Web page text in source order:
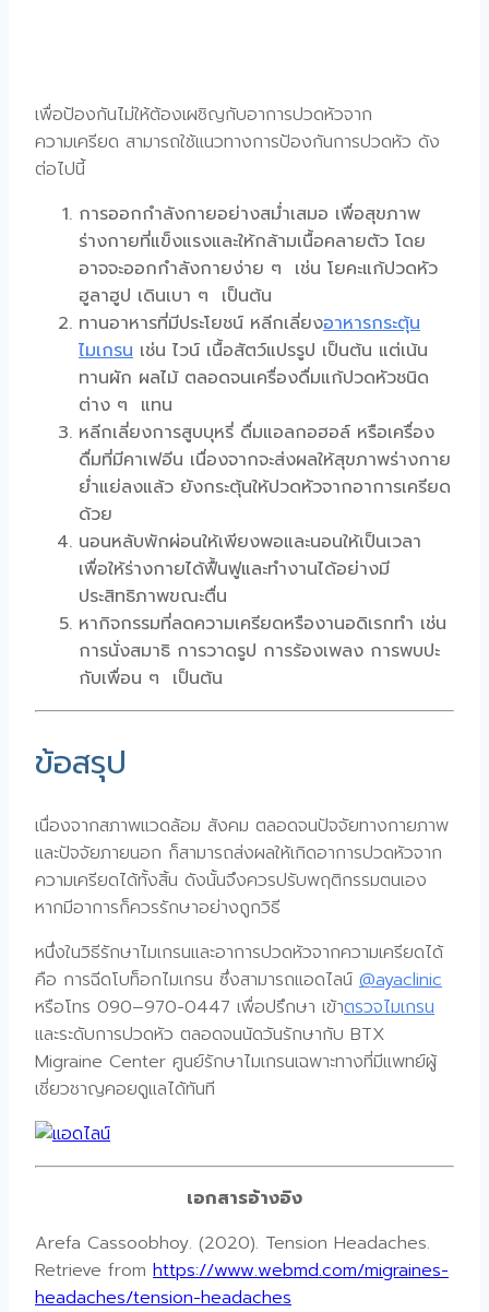
เพื่อป้องกันไม่ให้ต้องเผชิญกับอาการปวดหัวจาก
ความเครียด สามารถใช้แนวทางการป้องกันการปวดหัว ดัง
ต่อไปนี้
การออกกำลังกายอย่างสม่ำเสมอ เพื่อสุขภาพ
ร่างกายที่แข็งแรงและให้กล้ามเนื้อคลายตัว โดย
อาจจะออกกำลังกายง่าย ๆ เช่น โยคะแก้ปวดหัว
ฮูลาฮูป เดินเบา ๆ เป็นต้น
ทานอาหารที่มีประโยชน์ หลีกเลี่ยงอาหารกระตุ้น
ไมเกรน เช่น ไวน์ เนื้อสัตว์แปรรูป เป็นต้น แต่เน้น
ทานผัก ผลไม้ ตลอดจนเครื่องดื่มแก้ปวดหัวชนิด
ต่าง ๆ แทน
หลีกเลี่ยงการสูบบุหรี่ ดื่มแอลกอฮอล์ หรือเครื่อง
ดื่มที่มีคาเฟอีน เนื่องจากจะส่งผลให้สุขภาพร่างกาย
ย่ำแย่ลงแล้ว ยังกระตุ้นให้ปวดหัวจากอาการเครียด
ด้วย
นอนหลับพักผ่อนให้เพียงพอและนอนให้เป็นเวลา
เพื่อให้ร่างกายได้ฟื้นฟูและทำงานได้อย่างมี
ประสิทธิภาพขณะตื่น
หากิจกรรมที่ลดความเครียดหรืองานอดิเรกทำ เช่น
การนั่งสมาธิ การวาดรูป การร้องเพลง การพบปะ
กับเพื่อน ๆ เป็นต้น
ข้อสรุป
เนื่องจากสภาพแวดล้อม สังคม ตลอดจนปัจจัยทางกายภาพ
และปัจจัยภายนอก ก็สามารถส่งผลให้เกิดอาการปวดหัวจาก
ความเครียดได้ทั้งสิ้น ดังนั้นจึงควรปรับพฤติกรรมตนเอง
หากมีอาการก็ควรรักษาอย่างถูกวิธี
หนึ่งในวิธีรักษาไมเกรนและอาการปวดหัวจากความเครียดได้
คือ การฉีดโบท็อกไมเกรน ซึ่งสามารถแอดไลน์ @ayaclinic
หรือโทร 090–970-0447 เพื่อปรึกษา เข้าตรวจไมเกรน
และระดับการปวดหัว ตลอดจนนัดวันรักษากับ BTX
Migraine Center ศูนย์รักษาไมเกรนเฉพาะทางที่มีแพทย์ผู้
เชี่ยวชาญคอยดูแลได้ทันที
เอกสารอ้างอิง
Arefa Cassoobhoy. (2020). Tension Headaches.
Retrieve from https://www.webmd.com/migraines-
headaches/tension-headaches